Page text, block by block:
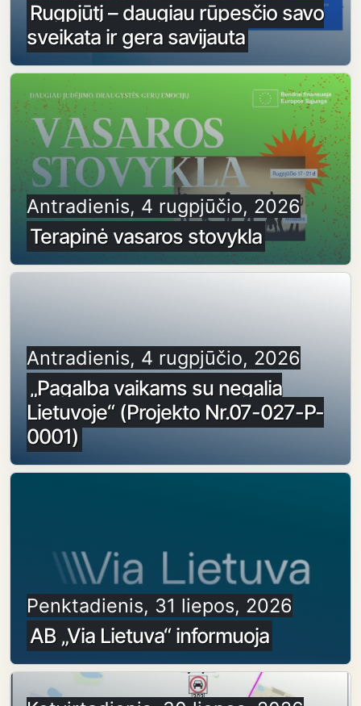
Rugpjūtį – daugiau rūpesčio savo
sveikata ir gera savijauta
Antradienis, 4 rugpjūčio, 2026
Terapinė vasaros stovykla
Antradienis, 4 rugpjūčio, 2026
„Pagalba vaikams su negalia
Lietuvoje“ (Projekto Nr.07-027-P-
0001)
Penktadienis, 31 liepos, 2026
AB „Via Lietuva“ informuoja